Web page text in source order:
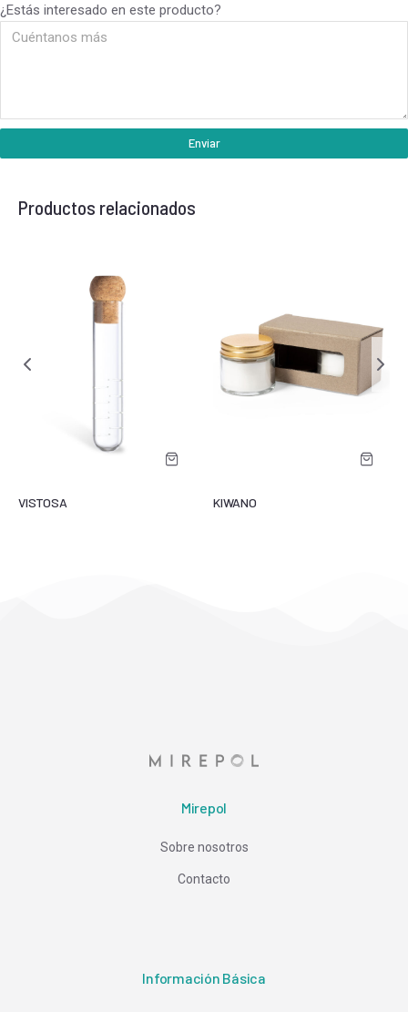
¿Estás interesado en este producto?
Enviar
Productos relacionados
VISTOSA KIWANO
Mirepol
Sobre nosotros
Contacto
Información Básica